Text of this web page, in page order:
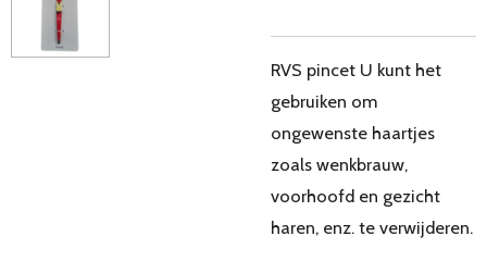
RVS pincet U kunt het
gebruiken om
ongewenste haartjes
zoals wenkbrauw,
voorhoofd en gezicht
haren, enz. te verwijderen.